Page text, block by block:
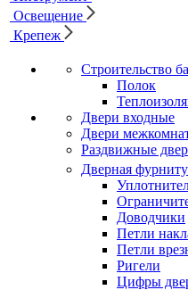
Освещение
Крепеж
Строительство
Полок
Двери входные
Двери
Раздвижные
Дверная
Доводчики
Петли
Петли
Ригели
Цифры